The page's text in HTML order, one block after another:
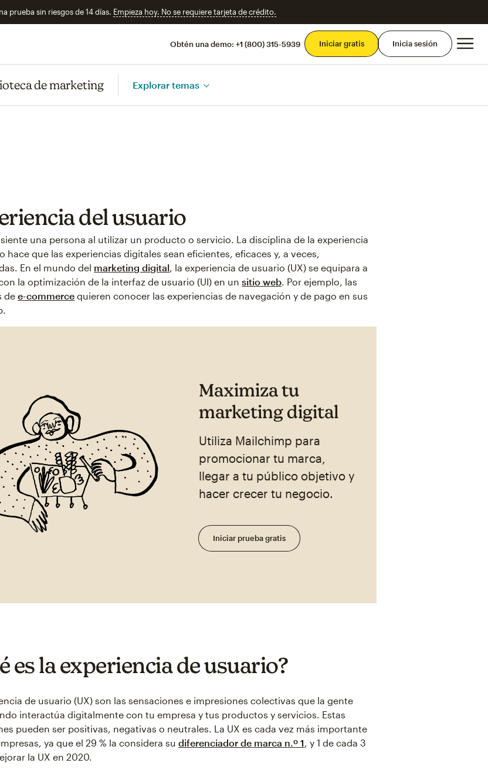
prueba sin riesgos de 14 días. Empieza hoy. No se requiere tarjeta de crédito.
Obtén una demo: +1 (800) 315-5939 Iniciar gratis Inicia sesión
de marketing Explorar temas
del usuario
una persona al utilizar un producto o servicio. La disciplina de la experiencia
hace que las experiencias digitales sean eficientes, eficaces y, a veces,
En el mundo del marketing digital, la experiencia de usuario (UX) se equipara a
la optimización de la interfaz de usuario (UI) en unsitio web. Por ejemplo, las
dee-commerce quieren conocer las experiencias de navegación y de pago en sus
Maximiza tu
marketing digital
Utiliza Mailchimp para
promocionar tu marca,
llegar a tu público objetivo y
hacer crecer tu negocio.
Iniciar prueba gratis
es la experiencia de usuario?
de usuario (UX) son las sensaciones e impresiones colectivas que la gente
interactúa digitalmente con tu empresa y tus productos y servicios. Estas
pueden ser positivas, negativas o neutrales. La UX es cada vez más importante
ya que el 29 % la considera sudiferenciador de marca n.º 1, y 1 de cada 3
la UX en 2020.